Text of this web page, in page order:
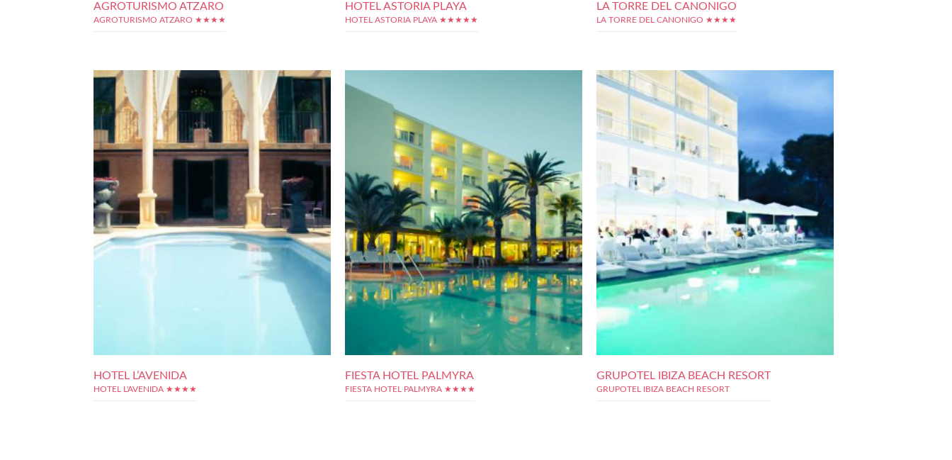
AGROTURISMO ATZARO
AGROTURISMO ATZARO ★★★★
HOTEL ASTORIA PLAYA
HOTEL ASTORIA PLAYA ★★★★★
LA TORRE DEL CANONIGO
LA TORRE DEL CANONIGO ★★★★
HOTEL L’AVENIDA
HOTEL L'AVENIDA ★★★★
FIESTA HOTEL PALMYRA
FIESTA HOTEL PALMYRA ★★★★
GRUPOTEL IBIZA BEACH RESORT
GRUPOTEL IBIZA BEACH RESORT